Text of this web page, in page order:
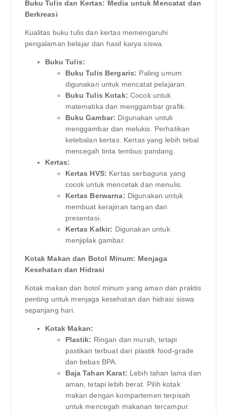
Buku Tulis dan Kertas: Media untuk Mencatat dan
Berkreasi
Kualitas buku tulis dan kertas memengaruhi
pengalaman belajar dan hasil karya siswa.
Buku Tulis:
Buku Tulis Bergaris: Paling umum
digunakan untuk mencatat pelajaran.
Buku Tulis Kotak: Cocok untuk
matematika dan menggambar grafik.
Buku Gambar: Digunakan untuk
menggambar dan melukis. Perhatikan
ketebalan kertas. Kertas yang lebih tebal
mencegah tinta tembus pandang.
Kertas:
Kertas HVS: Kertas serbaguna yang
cocok untuk mencetak dan menulis.
Kertas Berwarna: Digunakan untuk
membuat kerajinan tangan dan
presentasi.
Kertas Kalkir: Digunakan untuk
menjiplak gambar.
Kotak Makan dan Botol Minum: Menjaga
Kesehatan dan Hidrasi
Kotak makan dan botol minum yang aman dan praktis
penting untuk menjaga kesehatan dan hidrasi siswa
sepanjang hari.
Kotak Makan:
Plastik: Ringan dan murah, tetapi
pastikan terbuat dari plastik food-grade
dan bebas BPA.
Baja Tahan Karat: Lebih tahan lama dan
aman, tetapi lebih berat. Pilih kotak
makan dengan kompartemen terpisah
untuk mencegah makanan tercampur.